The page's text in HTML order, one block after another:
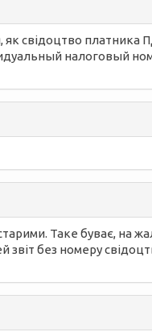
свідоцтво платника
налоговый
Таке буває, на
без номеру